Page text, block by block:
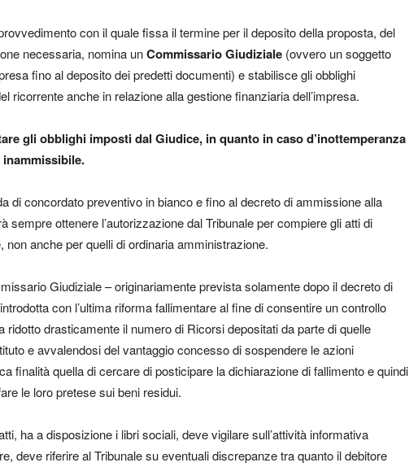
con il quale fissa il termine per il deposito della proposta, del
necessaria, nomina unCommissario Giudiziale (ovvero un soggetto
fino al deposito dei predetti documenti) e stabilisce gli obblighi
ricorrente anche in relazione alla gestione finanziaria dell’impresa.
gli obblighi imposti dal Giudice, in quanto in caso d’inottemperanza
di concordato preventivo in bianco e fino al decreto di ammissione alla
sempre ottenere l’autorizzazione dal Tribunale per compiere gli atti di
anche per quelli di ordinaria amministrazione.
Giudiziale – originariamente prevista solamente dopo il decreto di
con l’ultima riforma fallimentare al fine di consentire un controllo
ridotto drasticamente il numero di Ricorsi depositati da parte di quelle
e avvalendosi del vantaggio concesso di sospendere le azioni
finalità quella di cercare di posticipare la dichiarazione di fallimento e quindi
le loro pretese sui beni residui.
ha a disposizione i libri sociali, deve vigilare sull’attività informativa
deve riferire al Tribunale su eventuali discrepanze tra quanto il debitore